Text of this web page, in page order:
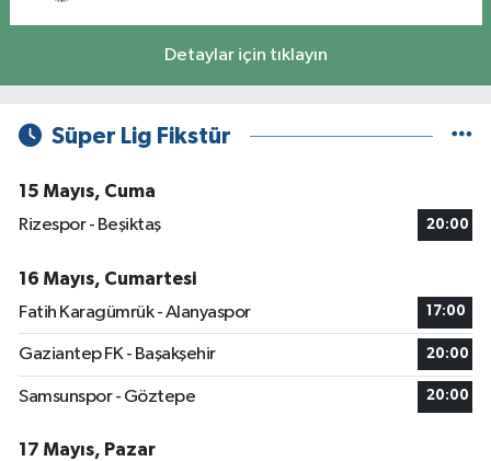
Detaylar için tıklayın
Süper Lig Fikstür
15 Mayıs, Cuma
Rizespor - Beşiktaş
20:00
16 Mayıs, Cumartesi
Fatih Karagümrük - Alanyaspor
17:00
Gaziantep FK - Başakşehir 20:00
Samsunspor - Göztepe 20:00
17 Mayıs, Pazar